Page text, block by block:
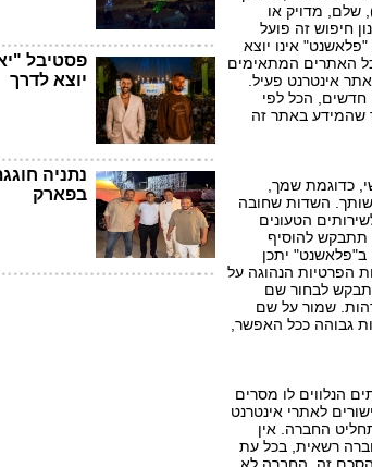
שלם, מדויק או
חיפוש זה פועל
אינו יוצא
כל האתרים המתאימים
אינטרנט פעיל.
חדשים, הכל לפי
שהמידע באתר זה
כדוגמת שמך,
השדות שחובה
הטעונים
תתבקש להוסיף
ב"פלאשנט" יתכן
הפרטיות הנהוגה על
לבחור שם
שמור על שם
גבוהה ככל האפשר,
הנלווים לו מסרים
לאתרי אינטרנט
החברה. אין
רשאית, בכל עת
פסטיבל
יוצא לדרך
נתניה
בפארק